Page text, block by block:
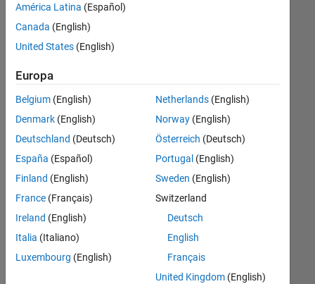
es
keine
offenen
Stellen,
Ihren
Suchkriterien
entsprechen.
können
die
Suchkriterien
weiter
fassen
oder
alle
Stellenangebote
anzeigen .
América Latina (Español)
Canada (English)
United States (English)
Europa
Belgium (English)
Denmark (English)
Deutschland (Deutsch)
España (Español)
Finland (English)
France (Français)
Ireland (English)
Italia (Italiano)
Luxembourg (English)
Netherlands(English)
Norway(English)
Österreich (Deutsch)
Portugal (English)
Sweden (English)
Switzerland
Deutsch
English
Français
United Kingdom(English)